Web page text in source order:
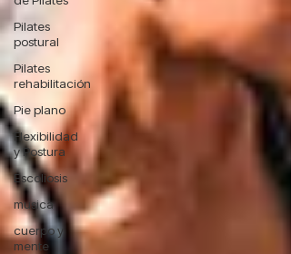
Pilates
postural
Pilates
rehabilitación
Pie plano
Flexibilidad
y Postura
Escoliosis
musica
cuerpo y
mente